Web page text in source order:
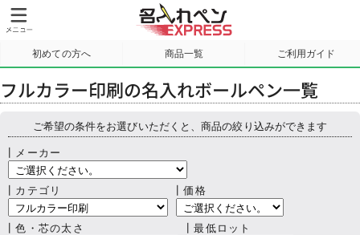
初めての方へ 商品一覧 ご利用ガイド
サンプル請求
フルカラー印刷の名入れボールペン一覧
ご希望の条件をお選びいただくと、商品の絞り込みができます
┃メーカー
┃カテゴリ ┃価格
┃色・芯の太さ ┃最低ロット